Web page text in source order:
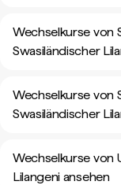
Wechselkurse von
Swasiländischer
Wechselkurse von
Swasiländischer
Wechselkurse von
Lilangeni ansehen